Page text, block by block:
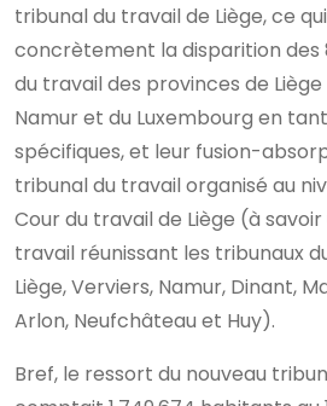
tribunal du travail de Liège, ce
concrètement la disparition des
du travail des provinces de
Namur et du Luxembourg en
spécifiques, et leur fusion-
tribunal du travail organisé au
Cour du travail de Liège (à
travail réunissant les tribunaux
Liège, Verviers, Namur, Dinant,
Arlon, Neufchâteau et Huy).
Bref, le ressort du nouveau